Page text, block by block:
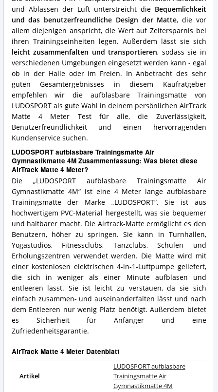
und Ablassen der Luft unterstreicht die Bequemlichkeit
und das benutzerfreundliche Design der Matte, die vor
allem diejenigen anspricht, die Wert auf Zeitersparnis bei
ihren Trainingseinheiten legen. Außerdem lässt sie sich
leicht zusammenfalten und transportieren, sodass sie in
verschiedenen Umgebungen eingesetzt werden kann - egal
ob in der Halle oder im Freien. In Anbetracht des sehr
guten Gesamtergebnisses in diesem Kaufratgeber
empfehlen wir die aufblasbare Trainingsmatte von
LUDOSPORT als gute Wahl in deinem persönlichen AirTrack
Matte 4 Meter Test für alle, die Zuverlässigkeit,
Benutzerfreundlichkeit und einen hervorragenden
Kundenservice suchen.
LUDOSPORT aufblasbare Trainingsmatte Air
Gymnastikmatte 4M Zusammenfassung: Was bietet diese
AirTrack Matte 4 Meter?
Die „LUDOSPORT aufblasbare Trainingsmatte Air
Gymnastikmatte 4M“ ist eine 4 Meter lange aufblasbare
Trainingsmatte der Marke „LUDOSPORT“. Sie ist aus
hochwertigem PVC-Material hergestellt, was sie bequemer
und haltbarer macht. Die Airtrack-Matte ermöglicht es den
Benutzern, höher zu springen. Sie kann in Turnhallen,
Yogastudios, Fitnessclubs, Tanzclubs, Schulen und
Erholungszentren verwendet werden. Die Matte wird mit
einer kostenlosen elektrischen 4-in-1-Luftpumpe geliefert,
die sich in weniger als einer Minute aufblasen und
entleeren lässt. Sie ist leicht zu verstauen, da sie sich
einfach zusammen- und auseinanderfalten lässt und nach
dem Entleeren nur wenig Platz benötigt. Außerdem bietet
es Sicherheit für Anfänger und eine
Zufriedenheitsgarantie.
AirTrack Matte 4 Meter Datenblatt
Artikel
LUDOSPORT aufblasbare
Trainingsmatte Air
Gymnastikmatte 4M